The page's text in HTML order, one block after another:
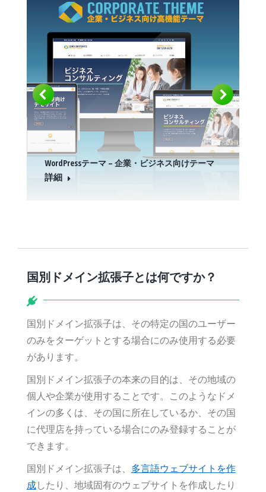
WordPressテーマ – 企業・ビジネス向けテーマ
詳細
国別ドメイン拡張子とは何ですか？
国別ドメイン拡張子は、その特定の国のユーザー
のみをターゲットとする場合にのみ使用する必要
があります。
国別ドメイン拡張子の本来の目的は、その地域の
個人や企業が使用することです。このようなドメ
インの多くは、その国に所在しているか、その国
に代理店を持っている場合にのみ登録することが
できます。
国別ドメイン拡張子は、 多言語ウェブサイトを作
成したり、地域固有のウェブサイトを作成したり